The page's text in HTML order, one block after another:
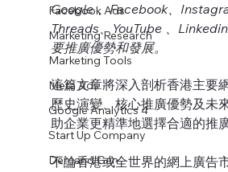
Facebook Ads
Marketing Research
Marketing Tools
Meta Ads
Google Analytics 4
Start Up Company
Demand Gen
Google 、Facebook、
Threads、YouTube 、
要推廣優勢和發展。
這篇文章將深入剖析香港主要
歷史演變、核心推廣優勢及未
助企業更精準地選擇合適的推廣
不論香港或全世界的網上廣告